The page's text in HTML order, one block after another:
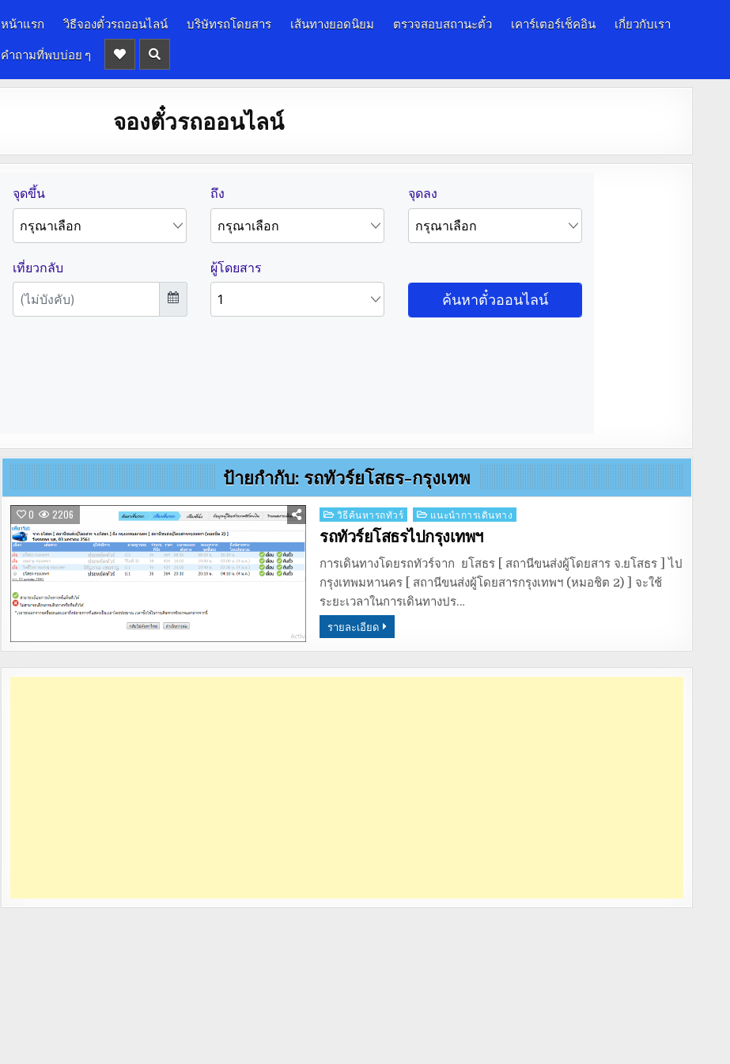
หน้าแรก วิธีจองตั๋วรถออนไลน์ บริษัทรถโดยสาร เส้นทางยอดนิยม ตรวจสอบสถานะตั๋ว เคาร์เตอร์เช็คอิน
เกี่ยวกับเรา
คำถามที่พบบ่อย ๆ
จองตั๋วรถออนไลน์
ป้ายกำกับ: รถทัวร์ยโสธร-กรุงเทพ
0 2206
Posted
in
วิธีค้นหารถทัวร์ แนะนำการเดินทาง
รถทัวร์ยโสธรไปกรุงเทพฯ
การเดินทางโดยรถทัวร์จาก ยโสธร [ สถานีขนส่งผู้โดยสาร จ.ยโสธร ] ไป
กรุงเทพมหานคร [ สถานีขนส่งผู้โดยสารกรุงเทพฯ (หมอชิต 2) ] จะใช้
ระยะเวลาในการเดินทางปร…
รายละเอียด